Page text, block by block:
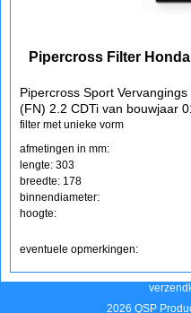
Pipercross Filter
Pipercross Sport
(FN) 2.2 CDTi van bouwjaar
filter met unieke vorm
afmetingen in mm:
lengte: 303
breedte: 178
binnendiameter:
hoogte:
eventuele opmerkingen:
2026 QSP